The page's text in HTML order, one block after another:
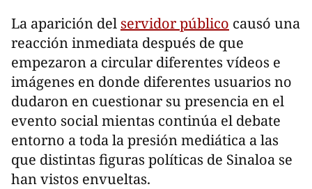
La aparición del servidor público causó una
reacción inmediata después de que
empezaron a circular diferentes vídeos e
imágenes en donde diferentes usuarios no
dudaron en cuestionar su presencia en el
evento social mientas continúa el debate
entorno a toda la presión mediática a las
que distintas figuras políticas de Sinaloa se
han vistos envueltas.